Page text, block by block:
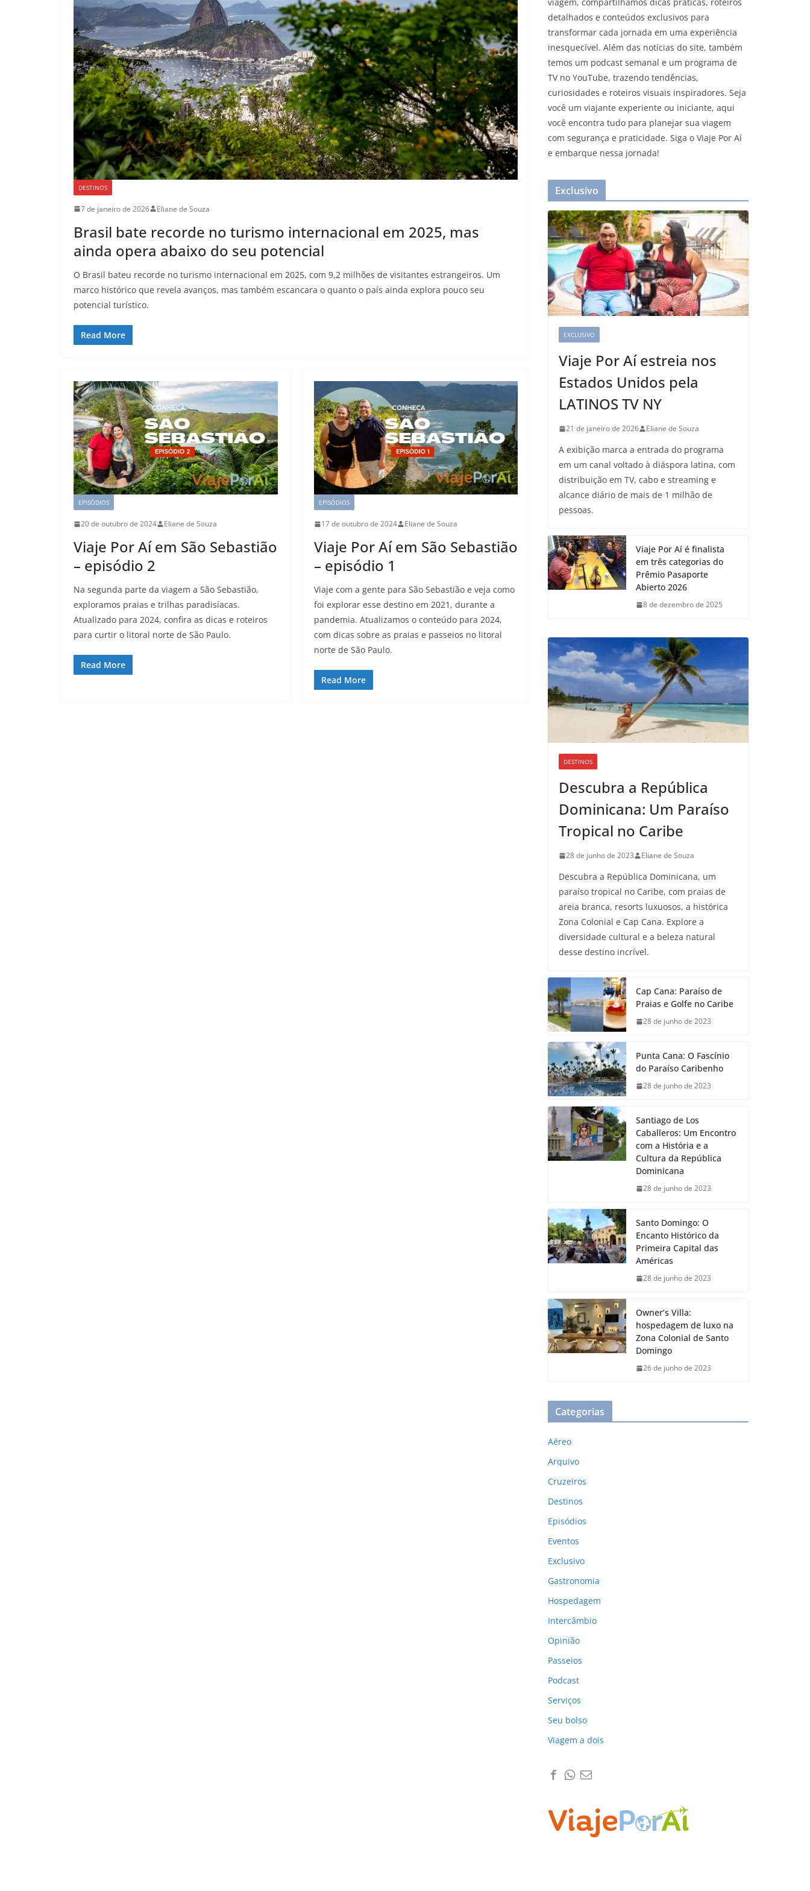
DESTINOS
7 de janeiro de 2026 Eliane de Souza
Brasil bate recorde no turismo internacional em 2025, mas
ainda opera abaixo do seu potencial
O Brasil bateu recorde no turismo internacional em 2025, com 9,2 milhões de visitantes estrangeiros. Um
marco histórico que revela avanços, mas também escancara o quanto o país ainda explora pouco seu
potencial turístico.
Read More
EPISÓDIOS
20 de outubro de 2024 Eliane de Souza
Viaje Por Aí em São Sebastião
– episódio 2
Na segunda parte da viagem a São Sebastião,
exploramos praias e trilhas paradisíacas.
Atualizado para 2024, confira as dicas e roteiros
para curtir o litoral norte de São Paulo.
Read More
EPISÓDIOS
17 de outubro de 2024 Eliane de Souza
Viaje Por Aí em São Sebastião
– episódio 1
Viaje com a gente para São Sebastião e veja como
foi explorar esse destino em 2021, durante a
pandemia. Atualizamos o conteúdo para 2024,
com dicas sobre as praias e passeios no litoral
norte de São Paulo.
Read More
detalhados e conteúdos exclusivos para
transformar cada jornada em uma experiência
inesquecível. Além das notícias do site, também
temos um podcast semanal e um programa de
TV no YouTube, trazendo tendências,
curiosidades e roteiros visuais inspiradores. Seja
você um viajante experiente ou iniciante, aqui
você encontra tudo para planejar sua viagem
com segurança e praticidade. Siga o Viaje Por Aí
e embarque nessa jornada!
Exclusivo
EXCLUSIVO
Viaje Por Aí estreia nos
Estados Unidos pela
LATINOS TV NY
21 de janeiro de 2026 Eliane de Souza
A exibição marca a entrada do programa
em um canal voltado à diáspora latina, com
distribuição em TV, cabo e streaming e
alcance diário de mais de 1 milhão de
pessoas.
Viaje Por Aí é finalista
em três categorias do
Prêmio Pasaporte
Abierto 2026
8 de dezembro de 2025
DESTINOS
Descubra a República
Dominicana: Um Paraíso
Tropical no Caribe
28 de junho de 2023 Eliane de Souza
Descubra a República Dominicana, um
paraíso tropical no Caribe, com praias de
areia branca, resorts luxuosos, a histórica
Zona Colonial e Cap Cana. Explore a
diversidade cultural e a beleza natural
desse destino incrível.
Cap Cana: Paraíso de
Praias e Golfe no Caribe
28 de junho de 2023
Punta Cana: O Fascínio
do Paraíso Caribenho
28 de junho de 2023
Santiago de Los
Caballeros: Um Encontro
com a História e a
Cultura da República
Dominicana
28 de junho de 2023
Santo Domingo: O
Encanto Histórico da
Primeira Capital das
Américas
28 de junho de 2023
Owner’s Villa:
hospedagem de luxo na
Zona Colonial de Santo
Domingo
26 de junho de 2023
Categorias
Aéreo
Arquivo
Cruzeiros
Destinos
Episódios
Eventos
Exclusivo
Gastronomia
Hospedagem
Intercâmbio
Opinião
Passeios
Podcast
Serviços
Seu bolso
Viagem a dois